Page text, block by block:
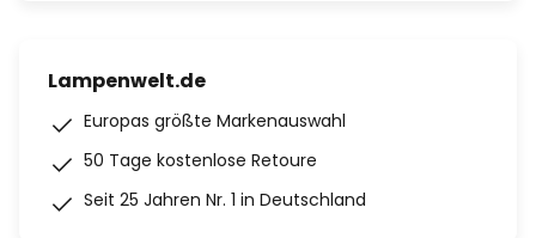
Lampenwelt.de
Europas größte Markenauswahl
50 Tage kostenlose Retoure
Seit 25 Jahren Nr. 1 in Deutschland